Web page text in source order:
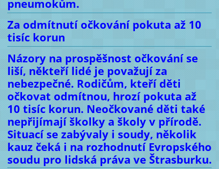
pneumokům.
Za odmítnutí očkování pokuta až 10
tisíc korun
Názory na prospěšnost očkování se
liší, někteří lidé je považují za
nebezpečné. Rodičům, kteří děti
očkovat odmítnou, hrozí pokuta až
10 tisíc korun. Neočkované děti také
nepřijímají školky a školy v přírodě.
Situací se zabývaly i soudy, několik
kauz čeká i na rozhodnutí Evropského
soudu pro lidská práva ve Štrasburku.